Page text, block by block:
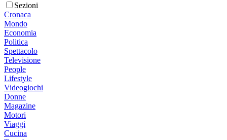
Sezioni
Cronaca
Mondo
Economia
Politica
Spettacolo
Televisione
People
Lifestyle
Videogiochi
Donne
Magazine
Motori
Viaggi
Cucina